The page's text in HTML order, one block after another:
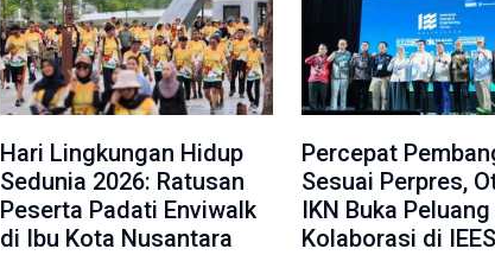
Hari Lingkungan Hidup
Sedunia 2026: Ratusan
Peserta Padati Enviwalk
di Ibu Kota Nusantara
Percepat
Sesuai Perpres,
IKN Buka Peluang
Kolaborasi di